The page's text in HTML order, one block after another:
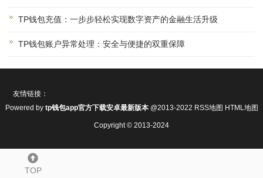
TP钱包充值：一步步轻松实现数字资产的金融生活升级
TP钱包账户异常处理：安全与便捷的双重保障
TOP
友情链接：
Powered by tp钱包app官方下载安卓最新版本@2013-2022 RSS地图 HTML地图
Copyright© 2013-2024